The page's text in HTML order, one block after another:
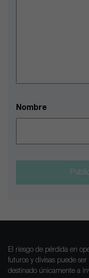
Nombre
El riesgo de pérdida en
futuros y divisas puede
destinado únicamente a